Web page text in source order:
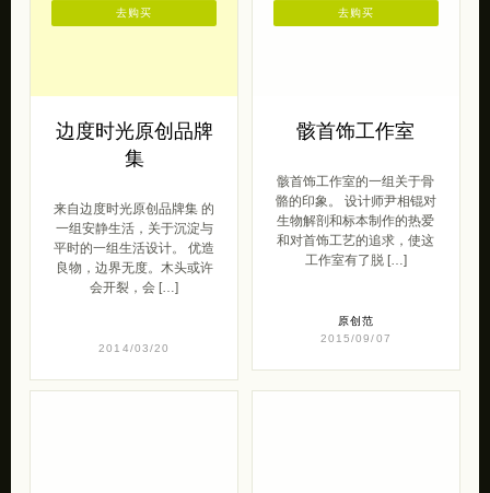
边度时光原创品牌
集
来自边度时光原创品牌集 的
一组安静生活，关于沉淀与
平时的一组生活设计。 优造
良物，边界无度。木头或许
会开裂，会 […]
2014/03/20
去购买
骸首饰工作室
骸首饰工作室的一组关于骨
骼的印象。 设计师尹相锟对
生物解剖和标本制作的热爱
和对首饰工艺的追求，使这
工作室有了脱 […]
原创范
2015/09/07
去购买